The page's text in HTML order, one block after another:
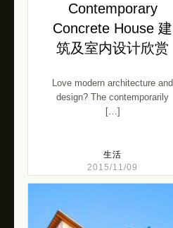
Contemporary
Concrete House 建
筑及室内设计欣赏
Love modern architecture and
design? The contemporarily
[…]
生活
2015/11/09